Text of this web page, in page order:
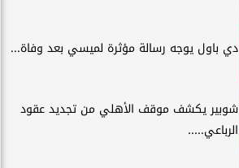
دي باول يوجه رسالة مؤثرة لميسي بعد وفاة...
شوبير يكشف موقف الأهلي من تجديد عقود
الرباعي.....